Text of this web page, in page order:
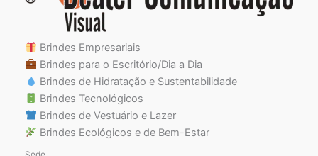
Brindes Empresariais
Brindes para o Escritório/Dia a Dia
Brindes de Hidratação e Sustentabilidade
Brindes Tecnológicos
Brindes de Vestuário e Lazer
Brindes Ecológicos e de Bem-Estar